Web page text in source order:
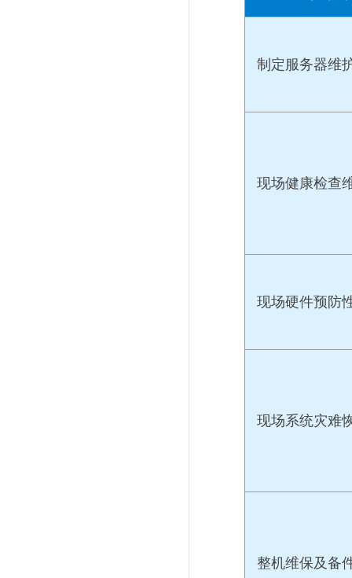
制定服务器维
现场健康检查
现场硬件预防
现场系统灾难
整机维保及备